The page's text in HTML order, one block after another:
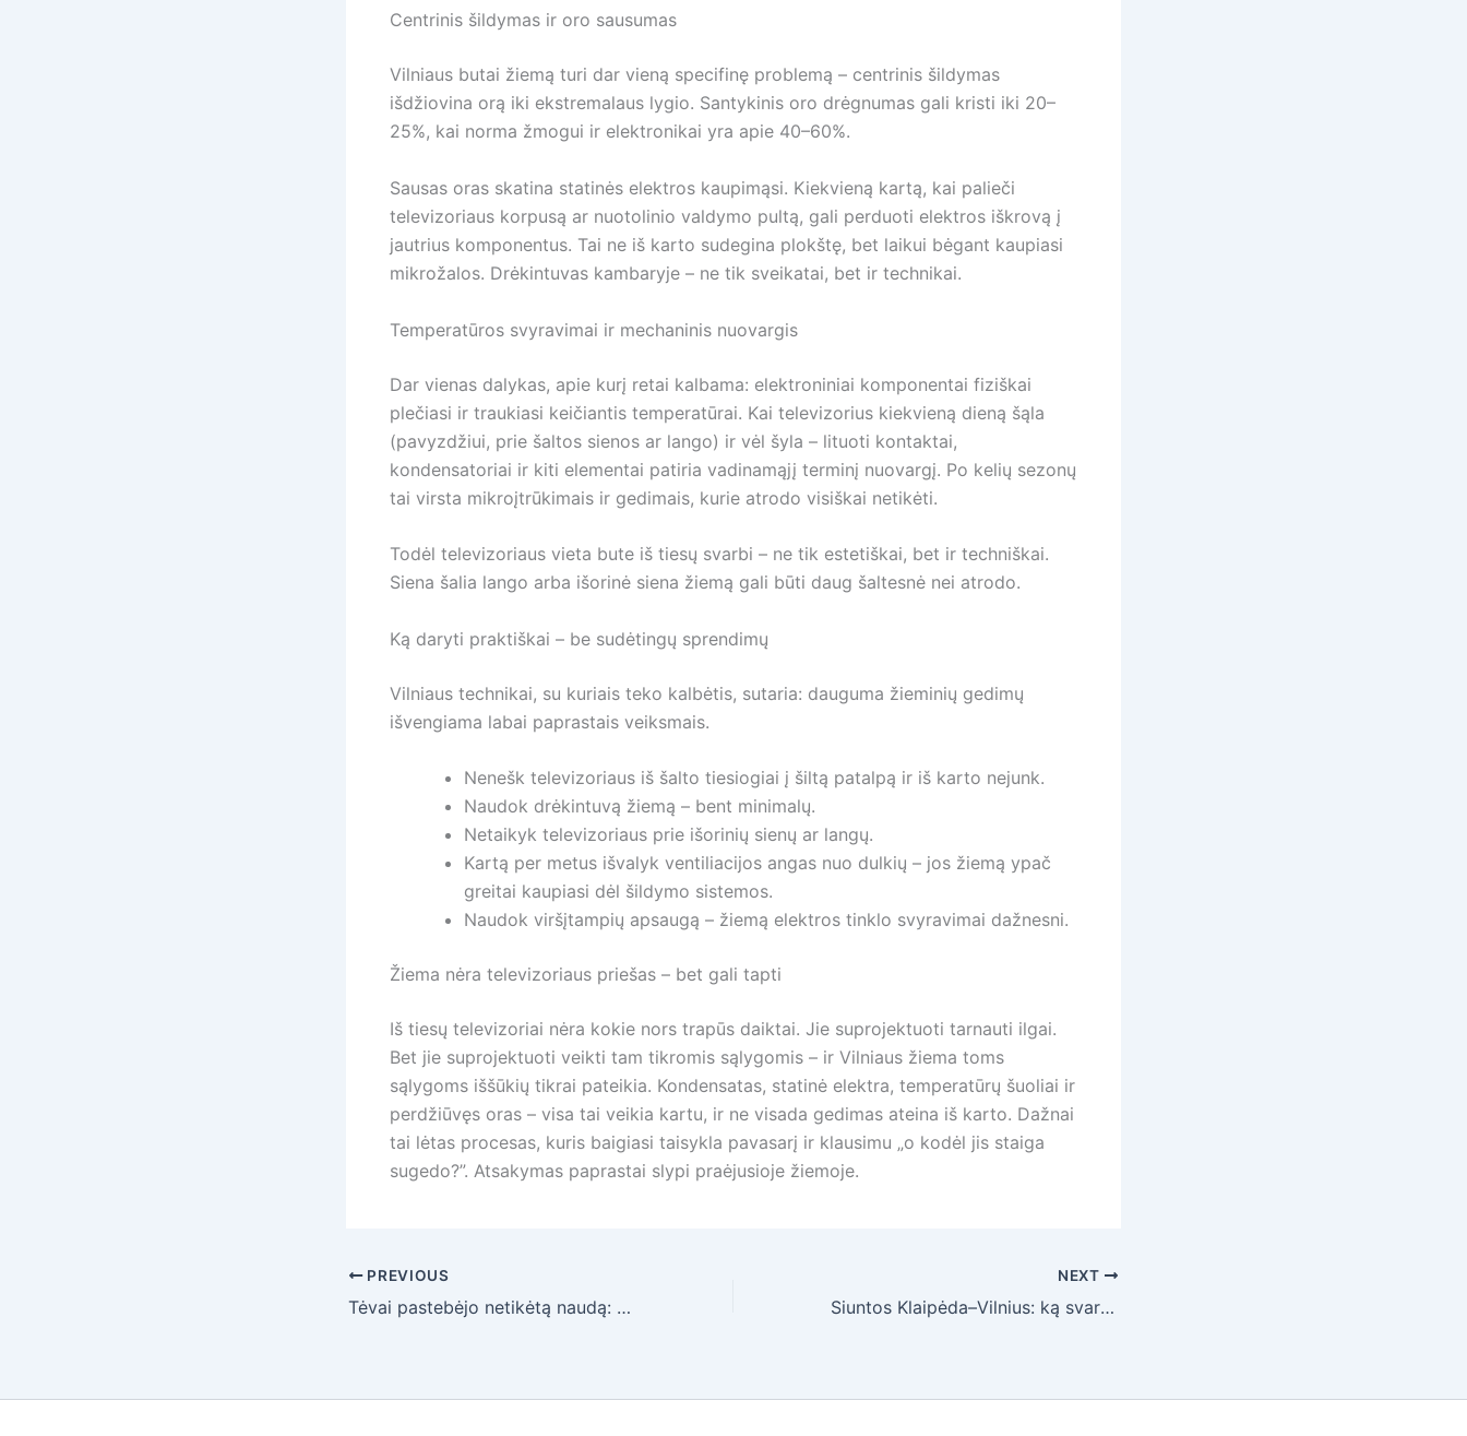
Centrinis šildymas ir oro sausumas
Vilniaus butai žiemą turi dar vieną specifinę problemą – centrinis šildymas
išdžiovina orą iki ekstremalaus lygio. Santykinis oro drėgnumas gali kristi iki 20–
25%, kai norma žmogui ir elektronikai yra apie 40–60%.
Sausas oras skatina statinės elektros kaupimąsi. Kiekvieną kartą, kai palieči
televizoriaus korpusą ar nuotolinio valdymo pultą, gali perduoti elektros iškrovą į
jautrius komponentus. Tai ne iš karto sudegina plokštę, bet laikui bėgant kaupiasi
mikrožalos. Drėkintuvas kambaryje – ne tik sveikatai, bet ir technikai.
Temperatūros svyravimai ir mechaninis nuovargis
Dar vienas dalykas, apie kurį retai kalbama: elektroniniai komponentai fiziškai
plečiasi ir traukiasi keičiantis temperatūrai. Kai televizorius kiekvieną dieną šąla
(pavyzdžiui, prie šaltos sienos ar lango) ir vėl šyla – lituoti kontaktai,
kondensatoriai ir kiti elementai patiria vadinamąjį terminį nuovargį. Po kelių sezonų
tai virsta mikroįtrūkimais ir gedimais, kurie atrodo visiškai netikėti.
Todėl televizoriaus vieta bute iš tiesų svarbi – ne tik estetiškai, bet ir techniškai.
Siena šalia lango arba išorinė siena žiemą gali būti daug šaltesnė nei atrodo.
Ką daryti praktiškai – be sudėtingų sprendimų
Vilniaus technikai, su kuriais teko kalbėtis, sutaria: dauguma žieminių gedimų
išvengiama labai paprastais veiksmais.
Nenešk televizoriaus iš šalto tiesiogiai į šiltą patalpą ir iš karto nejunk.
Naudok drėkintuvą žiemą – bent minimalų.
Netaikyk televizoriaus prie išorinių sienų ar langų.
Kartą per metus išvalyk ventiliacijos angas nuo dulkių – jos žiemą ypač
greitai kaupiasi dėl šildymo sistemos.
Naudok viršįtampių apsaugą – žiemą elektros tinklo svyravimai dažnesni.
Žiema nėra televizoriaus priešas – bet gali tapti
Iš tiesų televizoriai nėra kokie nors trapūs daiktai. Jie suprojektuoti tarnauti ilgai.
Bet jie suprojektuoti veikti tam tikromis sąlygomis – ir Vilniaus žiema toms
sąlygoms iššūkių tikrai pateikia. Kondensatas, statinė elektra, temperatūrų šuoliai ir
perdžiūvęs oras – visa tai veikia kartu, ir ne visada gedimas ateina iš karto. Dažnai
tai lėtas procesas, kuris baigiasi taisykla pavasarį ir klausimu „o kodėl jis staiga
sugedo?”. Atsakymas paprastai slypi praėjusioje žiemoje.
PREVIOUS
Tėvai pastebėjo netikėtą naudą: ką vaikams suteikia konstruktoriai?
NEXT
Siuntos Klaipėda–Vilnius: ką svarbu žinoti prieš siunčiant?